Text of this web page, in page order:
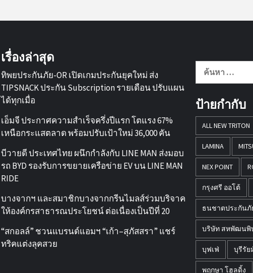
เรื่องล่าสุด
ทิพยประกันภัย-OR เปิดเกมประกันยุคใหม่ ส่ง
TIPSNACK ประกัน Subscription รายเดือน ปรับแผน
ได้ทุกเมื่อ
เอ็มจี ประกาศความสำเร็จครึ่งปีแรก โตแรง 67%
เหนือกระแสตลาด พร้อมปรับเป้าใหม่ 36,000 คัน
บีวายดี ประเทศไทย ผนึกกำลังกับ LINE MAN ส่งมอบ
รถ BYD รองรับการขยายเครือข่าย EV บน LINE MAN
RIDE
บางจากฯ และสมาชิกบางจากกรีนไมลส์ร่วมบริจาค
ให้องค์กรสาธารณประโยชน์ ต่อเนื่องเป็นปีที่ 20
“สกอลล์” ชวนแบรนด์แอมฯ “เก้า–สุภัสสรา” แชร์
ทริคแต่งลุคสวย
ค้นหา
ป้ายกำกับ
ALL NEW TRITON
LAMINA
NEX POINT
กรุงศรี ออโต้
ธนชาตประกันภั
บริษัท สหพัฒนพิ
บุฟเฟ่ บุรีรัย
พฤกษา โฮลดิ้ง